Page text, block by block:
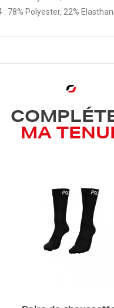
: 78% Polyester, 22%
MA
Gants de cyclisme
MITT EVO
39,90 €